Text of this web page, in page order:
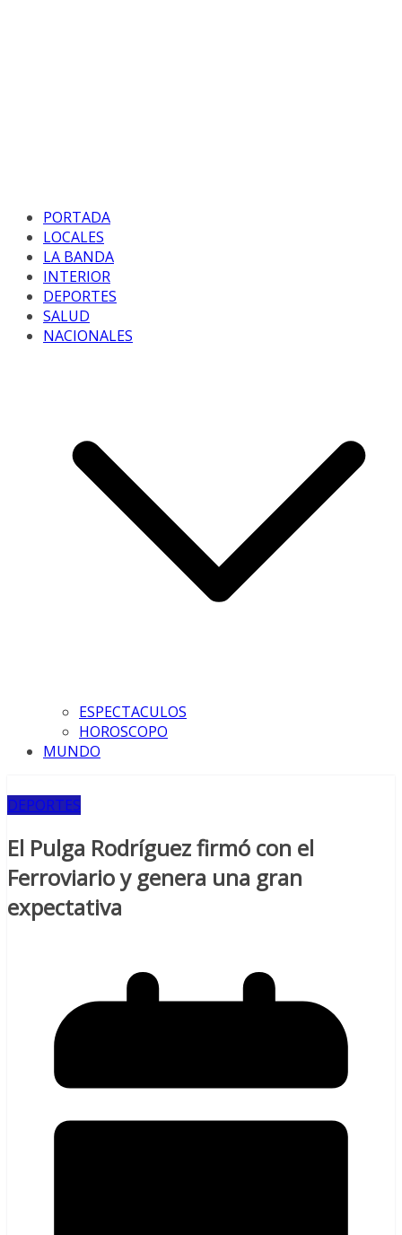
PORTADA
LOCALES
LA BANDA
INTERIOR
DEPORTES
SALUD
NACIONALES
ESPECTACULOS
HOROSCOPO
MUNDO
DEPORTES
El Pulga Rodríguez firmó con el
Ferroviario y genera una gran
expectativa